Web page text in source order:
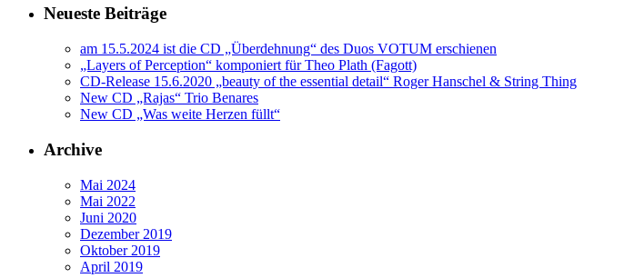
Neueste Beiträge
am 15.5.2024 ist die CD „Überdehnung“ des Duos VOTUM erschienen
„Layers of Perception“ komponiert für Theo Plath (Fagott)
CD-Release 15.6.2020 „beauty of the essential detail“ Roger Hanschel & String Thing
New CD „Rajas“ Trio Benares
New CD „Was weite Herzen füllt“
Archive
Mai 2024
Mai 2022
Juni 2020
Dezember 2019
Oktober 2019
April 2019